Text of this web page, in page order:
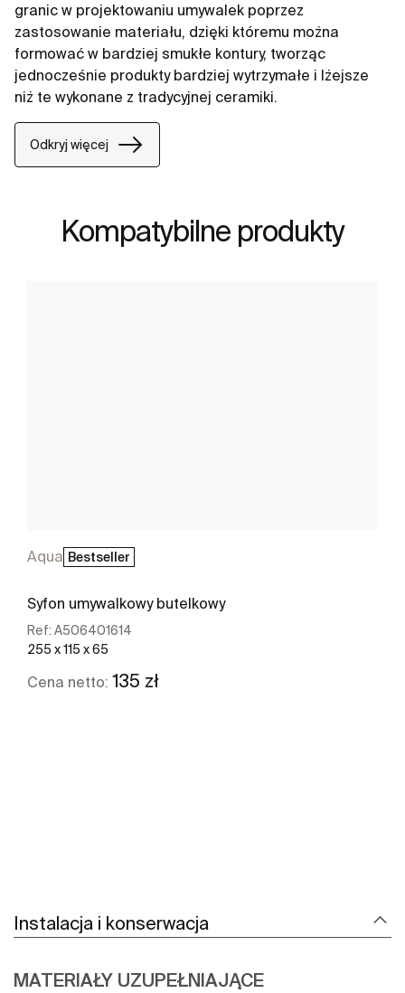
granic w projektowaniu umywalek poprzez
zastosowanie materiału, dzięki któremu można
formować w bardziej smukłe kontury, tworząc
jednocześnie produkty bardziej wytrzymałe i lżejsze
niż te wykonane z tradycyjnej ceramiki.
Odkryj więcej
Kompatybilne produkty
Aqua Bestseller
Syfon umywalkowy butelkowy
Ref: A506401614
255 x 115 x 65
Cena netto: 135 zł
Instalacja i konserwacja
MATERIAŁY UZUPEŁNIAJĄCE